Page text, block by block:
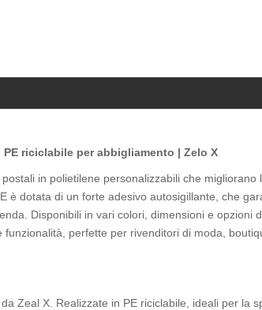
riciclabile per abbigliamento | Zelo X
in polietilene personalizzabili che
è dotata di un forte adesivo autosigillante, che
Disponibili in vari colori, dimensioni e opzioni
perfette per rivenditori di moda,
Zeal X. Realizzate in PE riciclabile, ideali per la